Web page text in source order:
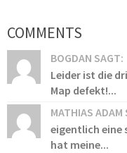
COMMENTS
BOGDAN SAGT:
Leider ist die
Map defekt!...
MATHIAS ADAM
eigentlich eine
hat meine...